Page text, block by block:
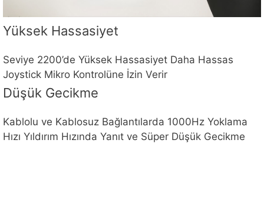
Yüksek Hassasiyet
Seviye 2200’de Yüksek Hassasiyet Daha Hassas
Joystick Mikro Kontrolüne İzin Verir
Düşük Gecikme
Kablolu ve Kablosuz Bağlantılarda 1000Hz Yoklama
Hızı Yıldırım Hızında Yanıt ve Süper Düşük Gecikme